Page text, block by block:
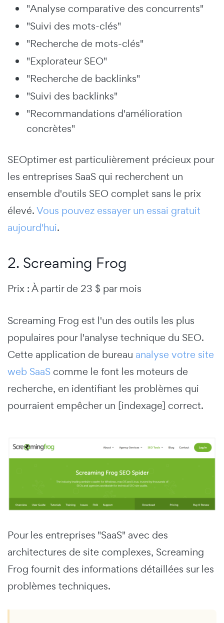
"Analyse comparative des concurrents"
"Suivi des mots-clés"
"Recherche de mots-clés"
"Explorateur SEO"
"Recherche de backlinks"
"Suivi des backlinks"
"Recommandations d'amélioration
concrètes"
SEOptimer est particulièrement précieux pour
les entreprises SaaS qui recherchent un
ensemble d'outils SEO complet sans le prix
élevé.Vous pouvez essayer un essai gratuit
aujourd'hui.
2. Screaming Frog
Prix : À partir de 23 $ par mois
Screaming Frog est l'un des outils les plus
populaires pour l'analyse technique du SEO.
Cette application de bureau analyse votre site
web SaaS comme le font les moteurs de
recherche, en identifiant les problèmes qui
pourraient empêcher un [indexage] correct.
Pour les entreprises "SaaS" avec des
architectures de site complexes, Screaming
Frog fournit des informations détaillées sur les
problèmes techniques.